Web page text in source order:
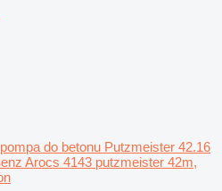
pompa do betonu Putzmeister 42.16
Arocs 4143 putzmeister 42m,